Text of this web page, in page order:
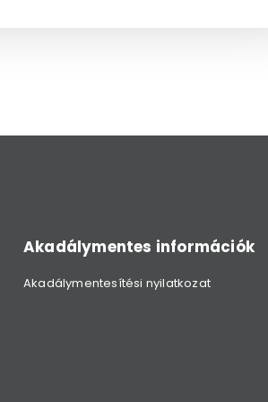
Akadálymentes információk
Akadálymentesítési nyilatkozat